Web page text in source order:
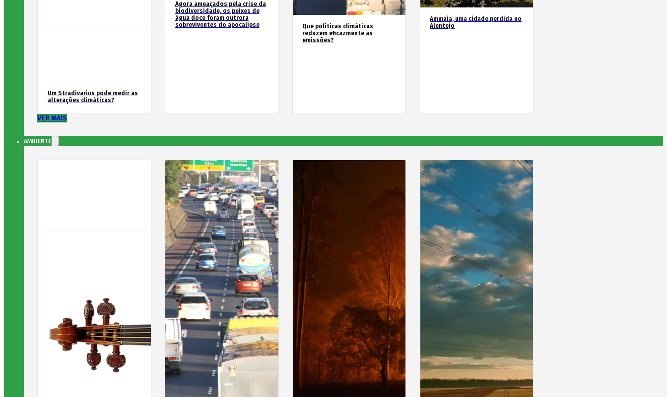
Um Stradivarius pode medir as
alterações climáticas?
Agora ameaçados pela crise da
biodiversidade, os peixes de
água doce foram outrora
sobreviventes do apocalipse
Que políticas climáticas
reduzem eficazmente as
emissões?
Ammaia, uma cidade perdida no
Alentejo
VER MAIS
AMBIENTE